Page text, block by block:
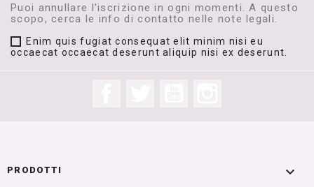
Puoi annullare l'iscrizione in ogni momenti. A questo
scopo, cerca le info di contatto nelle note legali.
Enim quis fugiat consequat elit minim nisi eu
occaecat occaecat deserunt aliquip nisi ex deserunt.
FacebookTwitter
PRODOTTI 